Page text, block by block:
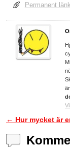
Permanent länk
← Hur mycket är